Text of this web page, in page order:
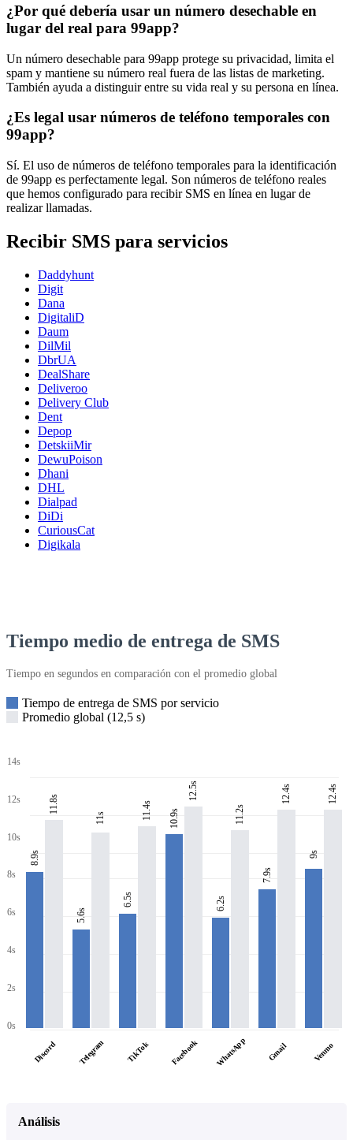
¿Por qué debería usar un número desechable en
lugar del real para 99app?
Un número desechable para 99app protege su privacidad, limita el
spam y mantiene su número real fuera de las listas de marketing.
También ayuda a distinguir entre su vida real y su persona en línea.
¿Es legal usar números de teléfono temporales con
99app?
Sí. El uso de números de teléfono temporales para la identificación
de 99app es perfectamente legal. Son números de teléfono reales
que hemos configurado para recibir SMS en línea en lugar de
realizar llamadas.
Recibir SMS para servicios
Daddyhunt
Digit
Dana
DigitaliD
Daum
DilMil
DbrUA
DealShare
Deliveroo
Delivery Club
Dent
Depop
DetskiiMir
DewuPoison
Dhani
DHL
Dialpad
DiDi
CuriousCat
Digikala
Tiempo medio de entrega de SMS
Tiempo en segundos en comparación con el promedio global
Tiempo de entrega de SMS por servicio
Promedio global (12,5 s)
14s
12s
10s
8s
6s
4s
2s
0s
8.9s
11.8s
Discord
5.6s
11s
Telegram
6.5s
11.4s
TikTok
10.9s
12.5s
Facebook
6.2s
11.2s
WhatsApp
7.9s
12.4s
Gmail
9s
12.4s
Venmo
Análisis